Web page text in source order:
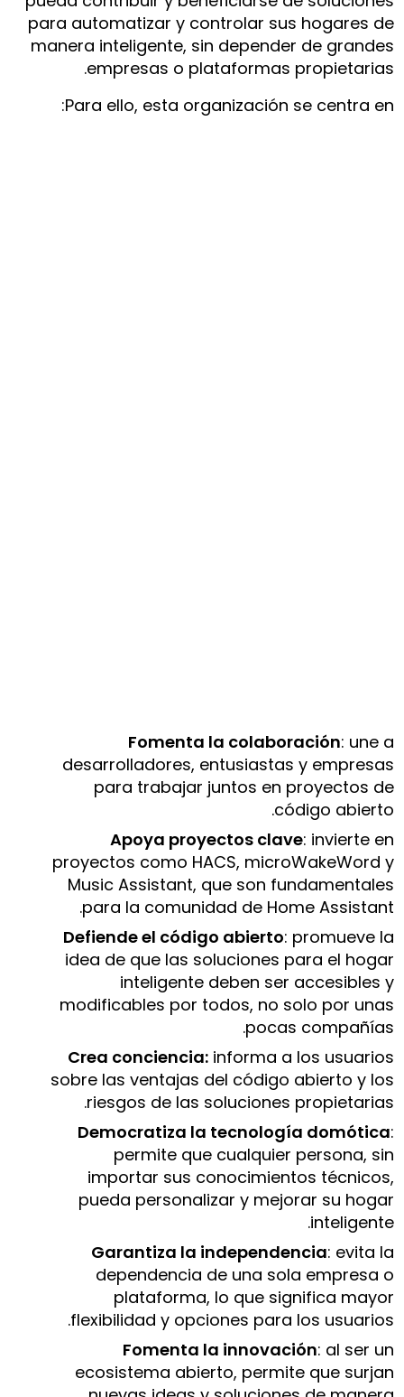
para automatizar y controlar sus hogares de
manera inteligente, sin depender de grandes
empresas o plataformas propietarias.
Para ello, esta organización se centra en:
Fomenta la colaboración: une a
desarrolladores, entusiastas y empresas
para trabajar juntos en proyectos de
código abierto.
Apoya proyectos clave: invierte en
proyectos como HACS, microWakeWord y
Music Assistant, que son fundamentales
para la comunidad de Home Assistant.
Defiende el código abierto: promueve la
idea de que las soluciones para el hogar
inteligente deben ser accesibles y
modificables por todos, no solo por unas
pocas compañías.
Crea conciencia:informa a los usuarios
sobre las ventajas del código abierto y los
riesgos de las soluciones propietarias.
Democratiza la tecnología domótica:
permite que cualquier persona, sin
importar sus conocimientos técnicos,
pueda personalizar y mejorar su hogar
inteligente.
Garantiza la independencia: evita la
dependencia de una sola empresa o
plataforma, lo que significa mayor
flexibilidad y opciones para los usuarios.
Fomenta la innovación: al ser un
ecosistema abierto, permite que surjan